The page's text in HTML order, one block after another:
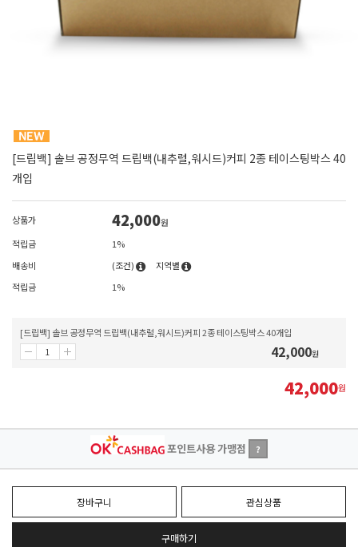
[드립백] 솔브 공정무역 드립백(내추럴,워시드)커피 2종 테이스팅박스 40
개입
상품가 42,000원
적립금
1%
배송비
(조건)
지역별
적립금
1%
[드립백] 솔브 공정무역 드립백(내추럴,워시드)커피 2종 테이스팅박스 40개입
42,000원
42,000원
포인트사용 가맹점 ?
장바구니 관심상품
구매하기